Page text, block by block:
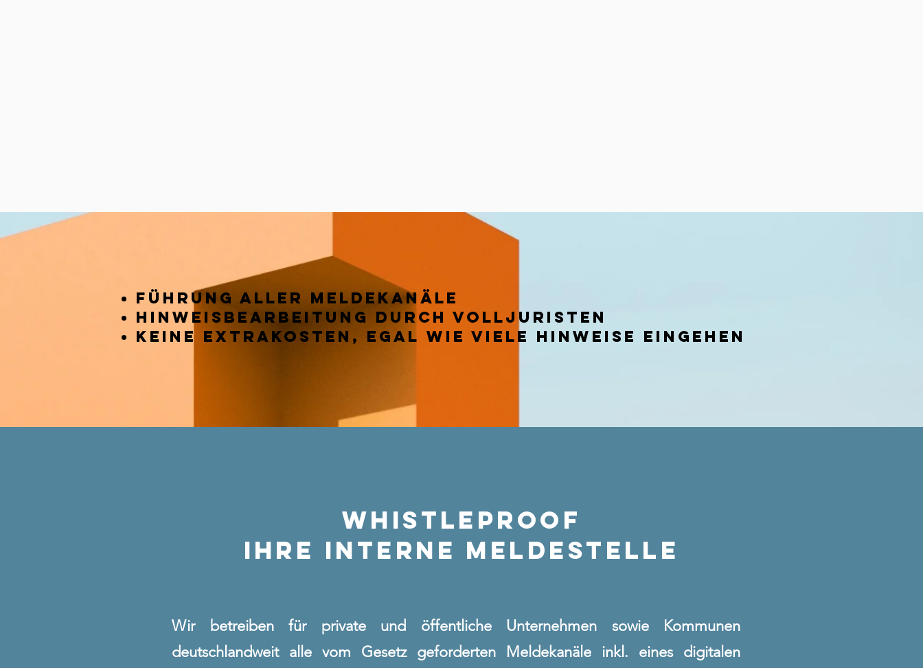
Führung Aller Meldekanäle
Hi nweisbearbeitung durch Volljuristen
keine extrakosten , egal wie viele Hinweise eingehen
WHISTLEPROOF
IHRE INTERNE MELDESTELLE
Wir betreiben für private und öffentliche Unternehmen sowie Kommunen
deutschlandweit alle vom Gesetz geforderten Meldekanäle inkl. eines digitalen